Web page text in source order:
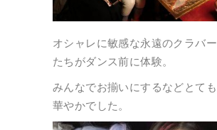
オシャレに敏感な永遠のクラバー
たちがダンス前に体験。
みんなでお揃いにするなどとても
華やかでした。